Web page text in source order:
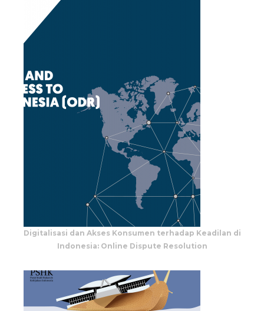
Digitalisasi dan Akses Konsumen terhadap Keadilan di
Indonesia: Online Dispute Resolution